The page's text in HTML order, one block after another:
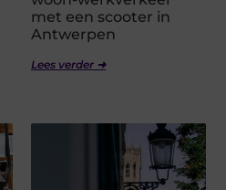
met een scooter in
Antwerpen
Lees verder ➜